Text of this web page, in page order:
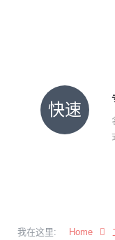
快速
我在这里: Home